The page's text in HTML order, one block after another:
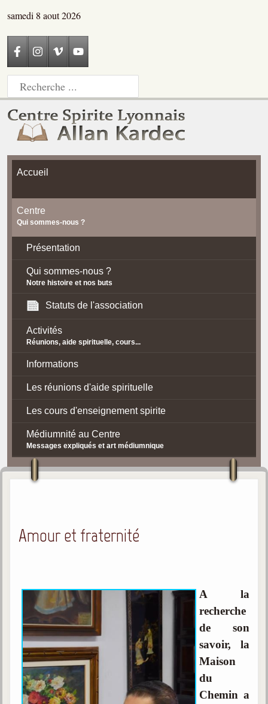
samedi 8 aout 2026
Accueil
Centre
Qui sommes-nous ?
Présentation
Qui sommes-nous ?
Notre histoire et nos buts
Statuts de l'association
Activités
Réunions, aide spirituelle, cours...
Informations
Les réunions d'aide spirituelle
Les cours d'enseignement spirite
Médiumnité au Centre
Messages expliqués et art médiumnique
Contact / Accès
La doctrine Spirite
Historique
Philosophie
La doctrine d'Allan Kardec
But des manifestations spirites
Esprits
Médiums
Amour et fraternité
A la
recherche
de son
savoir, la
Maison
du
Chemin a